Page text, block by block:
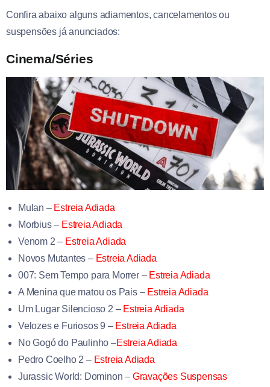
Confira abaixo alguns adiamentos, cancelamentos ou
suspensões já anunciados:
Cinema/Séries
Mulan – Estreia Adiada
Morbius– Estreia Adiada
Venom 2 – Estreia Adiada
Novos Mutantes – Estreia Adiada
007: Sem Tempo para Morrer– Estreia Adiada
A Menina que matou os Pais – Estreia Adiada
Um Lugar Silencioso 2 – Estreia Adiada
Velozes e Furiosos 9 – Estreia Adiada
No Gogó do Paulinho –Estreia Adiada
Pedro Coelho 2 – Estreia Adiada
Jurassic World: Dominon – Gravações Suspensas